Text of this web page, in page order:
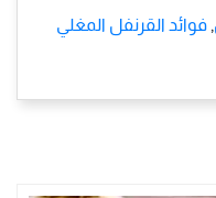
, فوائد القرنفل المغلي